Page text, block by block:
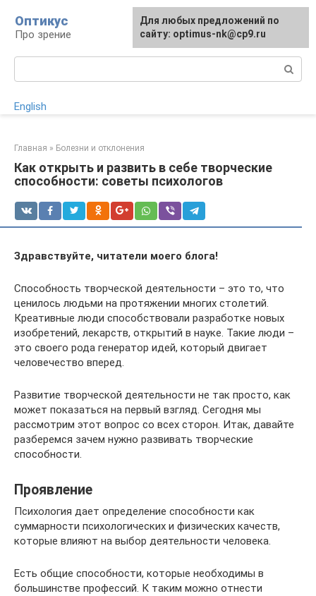
контенту
Оптикус
Про зрение
English
Главная » Болезни и отклонения
Как открыть и развить в себе творческие
способности: советы психологов
Здравствуйте, читатели моего блога!
Способность творческой деятельности – это то, что
ценилось людьми на протяжении многих столетий.
Креативные люди способствовали разработке новых
изобретений, лекарств, открытий в науке. Такие люди –
это своего рода генератор идей, который двигает
человечество вперед.
Развитие творческой деятельности не так просто, как
может показаться на первый взгляд. Сегодня мы
рассмотрим этот вопрос со всех сторон. Итак, давайте
разберемся зачем нужно развивать творческие
способности.
Проявление
Психология дает определение способности как
суммарности психологических и физических качеств,
которые влияют на выбор деятельности человека.
Есть общие способности, которые необходимы в
большинстве профессий. К таким можно отнести
Для любых предложений по
сайту: optimus-nk@cp9.ru